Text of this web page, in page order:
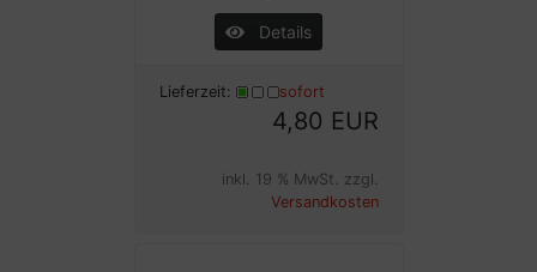
Details
Lieferzeit: sofort
4,80 EUR
inkl. 19 % MwSt. zzgl.
Versandkosten